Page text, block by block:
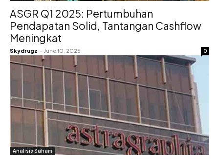
ASGR Q1 2025: Pertumbuhan
Pendapatan Solid, Tantangan Cashflow
Meningkat
Skydrugz - June 10, 2025 0
Analisis Saham